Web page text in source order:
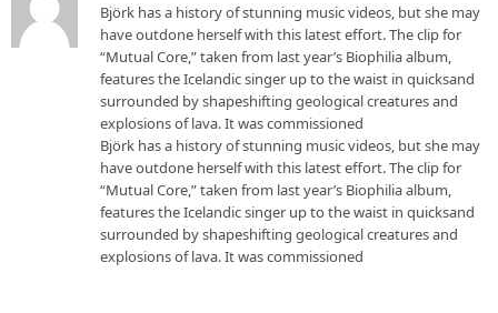
Björk has a history of stunning music videos, but she may
have outdone herself with this latest effort. The clip for
“Mutual Core,” taken from last year’s Biophilia album,
features the Icelandic singer up to the waist in quicksand
surrounded by shapeshifting geological creatures and
explosions of lava. It was commissioned
Björk has a history of stunning music videos, but she may
have outdone herself with this latest effort. The clip for
“Mutual Core,” taken from last year’s Biophilia album,
features the Icelandic singer up to the waist in quicksand
surrounded by shapeshifting geological creatures and
explosions of lava. It was commissioned